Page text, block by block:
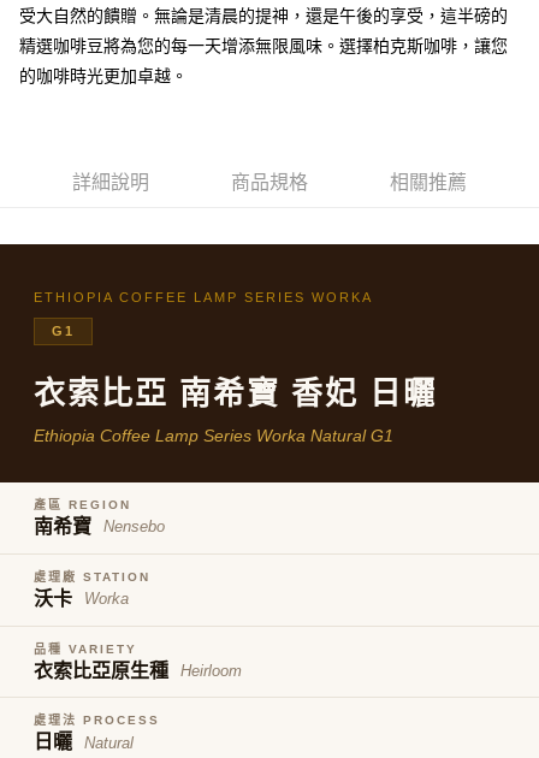
【「AFTEE先享後付」結帳流程】
１．於結帳方式選擇「AFTEE先享後付」後，將跳轉至「AFTEE先享後付」
結帳頁面，進行簡訊認證並確認金額後，即可完成結帳。
※ 請注意：結帳手續完成當下不需立刻繳費，但若您需要取消訂單，請聯絡
※ 交易是否成功請以「AFTEE先享後付 」之結帳頁面顯示為準，若有關於
【注意事項】
１．透過由恩沛科技股份有限公司提供之「AFTEE先享後付」服務完成之交
權轉讓予恩沛科技股份有限公司。
https://aftee.tw/terms/#terms3
「AFTEE先享後付」，若未經同意申辦者引起之損失，本公司不負相關責
任。
４．使用「AFTEE先享後付」時，將依據個別帳號之用戶狀況，依本公司即
請求用戶進行身份認證。
５．嚴禁一人註冊多個帳號或使用他人資訊註冊。若發現惡意使用之情形，
恩沛科技股份有限公司將有權停止該用戶之使用額度並採取法律行動。
付款後全家取貨
每筆NT$60，滿NT$600(含以上)免運費
付款後7-11取貨
每筆NT$80，滿NT$800(含以上)免運費
受大自然的饋贈。無論是清晨的提神，還是午後的享受，這半磅的
精選咖啡豆將為您的每一天增添無限風味。選擇柏克斯咖啡，讓您
的咖啡時光更加卓越。
詳細說明 商品規格 相關推薦
ETHIOPIA COFFEE LAMP SERIES WORKA
G1
衣索比亞 南希寶 香妃 日曬
Ethiopia Coffee Lamp Series Worka Natural G1
產區 REGION
南希寶 Nensebo
處理廠 STATION
沃卡 Worka
品種 VARIETY
衣索比亞原生種 Heirloom
處理法 PROCESS
日曬 Natural